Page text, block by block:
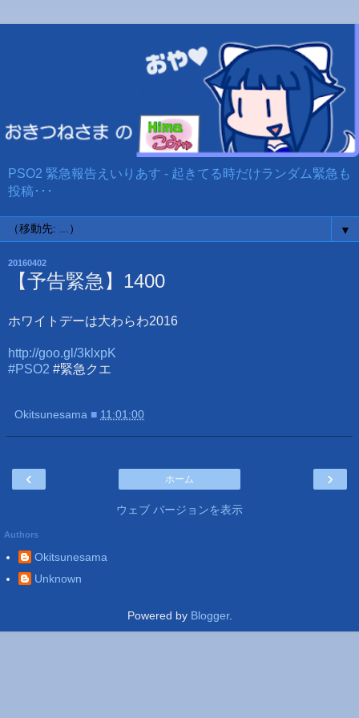
PSO2 緊急報告えいりあす - 起きてる時だけランダム緊急も
投稿･･･
▼
20160402
【予告緊急】1400
ホワイトデーは大わらわ2016
http://goo.gl/3klxpK
#PSO2 #緊急クエ
Okitsunesama ■ 11:01:00
‹ ›
ホーム
ウェブ バージョンを表示
Authors
Okitsunesama
Unknown
Powered by Blogger.